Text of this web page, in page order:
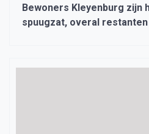
Bewoners Kleyenburg zijn
spuugzat, overal restanten